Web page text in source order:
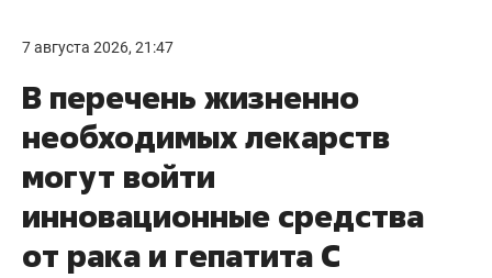
7 августа 2026, 21:47
В перечень жизненно
необходимых лекарств
могут войти
инновационные средства
от рака и гепатита С